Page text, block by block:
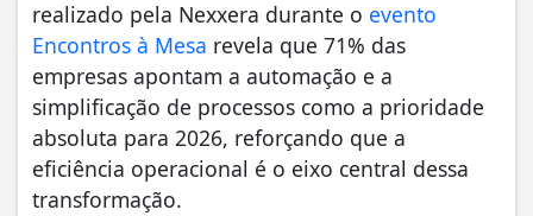
realizado pela Nexxera durante o evento
Encontros à Mesa revela que 71% das
empresas apontam a automação e a
simplificação de processos como a prioridade
absoluta para 2026, reforçando que a
eficiência operacional é o eixo central dessa
transformação.